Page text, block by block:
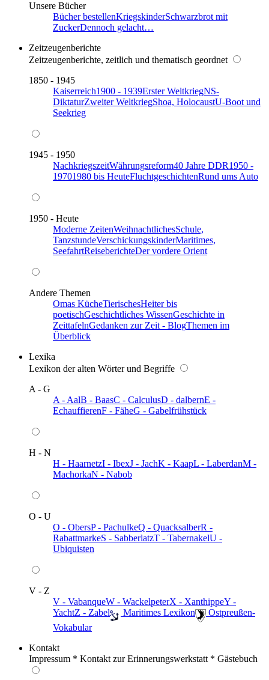
Unsere Bücher
Bücher bestellenKriegskinderSchwarzbrot mit
ZuckerDennoch gelacht…
Zeitzeugenberichte
Zeitzeugenberichte, zeitlich und thematisch geordnet
1850 - 1945
Kaiserreich1900 - 1939Erster WeltkriegNS-
DiktaturZweiter WeltkriegShoa, HolocaustU-Boot und
Seekrieg
1945 - 1950
NachkriegszeitWährungsreform40 Jahre DDR1950 -
19701980 bis HeuteFluchtgeschichtenRund ums Auto
1950 - Heute
Moderne ZeitenWeihnachtlichesSchule,
TanzstundeVerschickungskinderMaritimes,
SeefahrtReiseberichteDer vordere Orient
Andere Themen
Omas KücheTierischesHeiter bis
poetischGeschichtliches WissenGeschichte in
ZeittafelnGedanken zur Zeit - BlogThemen im
Überblick
Lexika
Lexikon der alten Wörter und Begriffe
A - G
A - AalB - BaasC - CalculusD - dalbernE -
EchauffierenF - FäheG - Gabelfrühstück
H - N
H - HaarnetzI - IbexJ - JachK - KaapL - LaberdanM -
MachorkaN - Nabob
O - U
O - ObersP - PachulkeQ - QuacksalberR -
RabattmarkeS - SabberlatzT - TabernakelU -
Ubiquisten
V - Z
V - VabanqueW - WackelpeterX - XanthippeY -
YachtZ - Zabel ️ Maritimes Lexikon
️ Ostpreußen-
Vokabular
Kontakt
Impressum * Kontakt zur Erinnerungswerkstatt * Gästebuch